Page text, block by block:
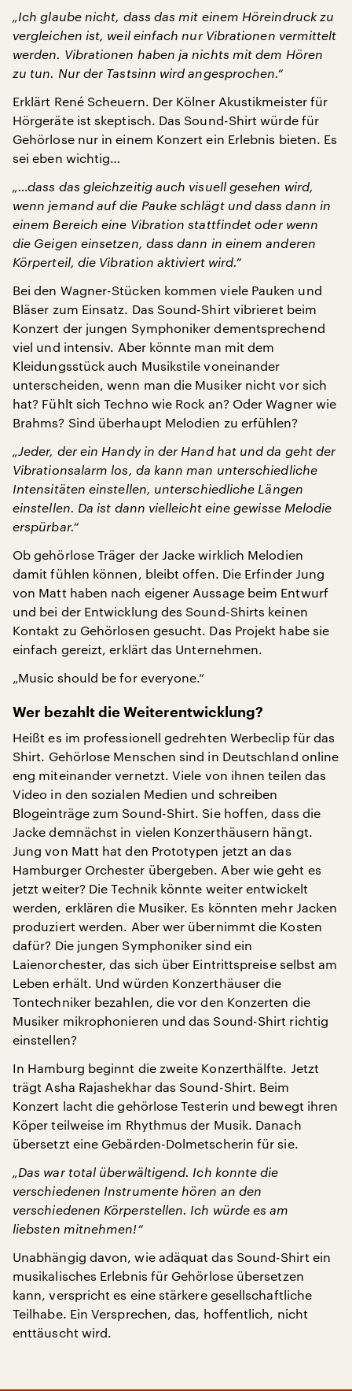
„Ich glaube nicht, dass das mit einem Höreindruck zu
vergleichen ist, weil einfach nur Vibrationen vermittelt
werden. Vibrationen haben ja nichts mit dem Hören
zu tun. Nur der Tastsinn wird angesprochen.“
Erklärt René Scheuern. Der Kölner Akustikmeister für
Hörgeräte ist skeptisch. Das Sound-Shirt würde für
Gehörlose nur in einem Konzert ein Erlebnis bieten. Es
sei eben wichtig…
„…dass das gleichzeitig auch visuell gesehen wird,
wenn jemand auf die Pauke schlägt und dass dann in
einem Bereich eine Vibration stattfindet oder wenn
die Geigen einsetzen, dass dann in einem anderen
Körperteil, die Vibration aktiviert wird.“
Bei den Wagner-Stücken kommen viele Pauken und
Bläser zum Einsatz. Das Sound-Shirt vibrieret beim
Konzert der jungen Symphoniker dementsprechend
viel und intensiv. Aber könnte man mit dem
Kleidungsstück auch Musikstile voneinander
unterscheiden, wenn man die Musiker nicht vor sich
hat? Fühlt sich Techno wie Rock an? Oder Wagner wie
Brahms? Sind überhaupt Melodien zu erfühlen?
„Jeder, der ein Handy in der Hand hat und da geht der
Vibrationsalarm los, da kann man unterschiedliche
Intensitäten einstellen, unterschiedliche Längen
einstellen. Da ist dann vielleicht eine gewisse Melodie
erspürbar.“
Ob gehörlose Träger der Jacke wirklich Melodien
damit fühlen können, bleibt offen. Die Erfinder Jung
von Matt haben nach eigener Aussage beim Entwurf
und bei der Entwicklung des Sound-Shirts keinen
Kontakt zu Gehörlosen gesucht. Das Projekt habe sie
einfach gereizt, erklärt das Unternehmen.
„Music should be for everyone.“
Wer bezahlt die Weiterentwicklung?
Heißt es im professionell gedrehten Werbeclip für das
Shirt. Gehörlose Menschen sind in Deutschland online
eng miteinander vernetzt. Viele von ihnen teilen das
Video in den sozialen Medien und schreiben
Blogeinträge zum Sound-Shirt. Sie hoffen, dass die
Jacke demnächst in vielen Konzerthäusern hängt.
Jung von Matt hat den Prototypen jetzt an das
Hamburger Orchester übergeben. Aber wie geht es
jetzt weiter? Die Technik könnte weiter entwickelt
werden, erklären die Musiker. Es könnten mehr Jacken
produziert werden. Aber wer übernimmt die Kosten
dafür? Die jungen Symphoniker sind ein
Laienorchester, das sich über Eintrittspreise selbst am
Leben erhält. Und würden Konzerthäuser die
Tontechniker bezahlen, die vor den Konzerten die
Musiker mikrophonieren und das Sound-Shirt richtig
einstellen?
In Hamburg beginnt die zweite Konzerthälfte. Jetzt
trägt Asha Rajashekhar das Sound-Shirt. Beim
Konzert lacht die gehörlose Testerin und bewegt ihren
Köper teilweise im Rhythmus der Musik. Danach
übersetzt eine Gebärden-Dolmetscherin für sie.
„Das war total überwältigend. Ich konnte die
verschiedenen Instrumente hören an den
verschiedenen Körperstellen. Ich würde es am
liebsten mitnehmen!“
Unabhängig davon, wie adäquat das Sound-Shirt ein
musikalisches Erlebnis für Gehörlose übersetzen
kann, verspricht es eine stärkere gesellschaftliche
Teilhabe. Ein Versprechen, das, hoffentlich, nicht
enttäuscht wird.